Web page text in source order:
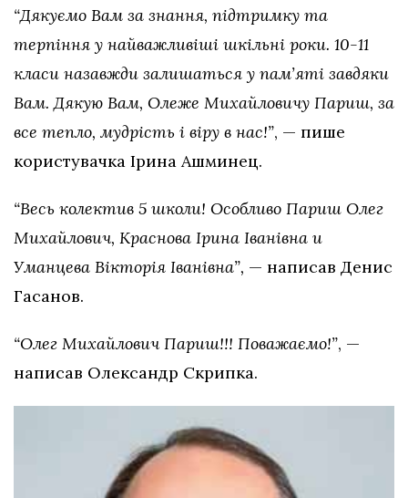
“Дякуємо Вам за знання, підтримку та
терпіння у найважливіші шкільні роки. 10-11
класи назавжди залишаться у пам’яті завдяки
Вам. Дякую Вам, Олеже Михайловичу Париш, за
все тепло, мудрість і віру в нас!”, — пише
користувачка Ірина Ашминец.
“Весь колектив 5 школи! Особливо Париш Олег
Михайлович, Краснова Ірина Іванівна и
Уманцева Вікторія Іванівна”, — написав Денис
Гасанов.
“Олег Михайлович Париш!!! Поважаємо!”, —
написав Олександр Скрипка.